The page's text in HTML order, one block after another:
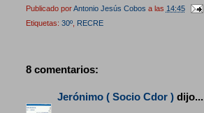
Publicado porAntonio Jesús Cobos a las 14:45
Etiquetas: 30º, RECRE
8 comentarios:
Jerónimo ( Socio Cdor )dijo...